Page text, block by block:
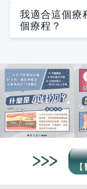
我適合這個療
個療程？